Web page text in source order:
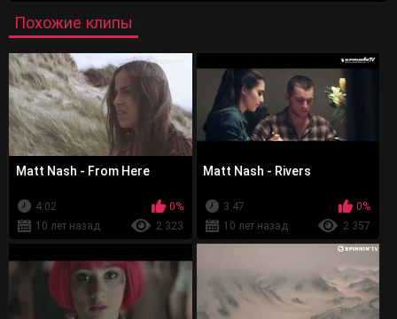
Похожие клипы
Matt Nash - From Here
4:02
0%
10 лет назад
2 323
Matt Nash - Rivers
3:47
0%
10 лет назад
2 357